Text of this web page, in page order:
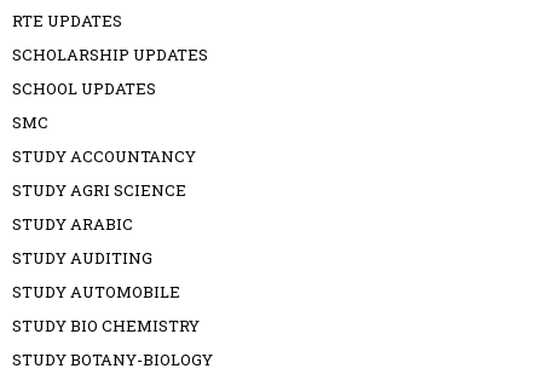
RTE UPDATES
SCHOLARSHIP UPDATES
SCHOOL UPDATES
SMC
STUDY ACCOUNTANCY
STUDY AGRI SCIENCE
STUDY ARABIC
STUDY AUDITING
STUDY AUTOMOBILE
STUDY BIO CHEMISTRY
STUDY BOTANY-BIOLOGY